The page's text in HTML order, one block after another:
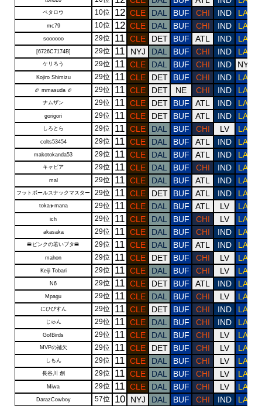
ペタロウ 10位 12 CLE DAL BUF CHI IND LAR
mc79 10位 12 CLE DAL BUF CHI IND LAR
soooooo 29位 11 CLE DET BUF ATL IND LAR
[6726C7174B] 29位 11 NYJ DAL BUF CHI IND LAR
ケリろう 29位 11 CLE DAL BUF CHI IND NYG
Kojiro Shimizu 29位 11 CLE DET BUF CHI IND LAR
🏈 mmasuda 🏈 29位 11 CLE DET NE CHI IND LAR
ナムザン 29位 11 CLE DET BUF ATL IND LAR
gorigori 29位 11 CLE DET BUF ATL IND LAR
しろとら 29位 11 CLE DAL BUF CHI LV LAR
colts53454 29位 11 CLE DAL BUF ATL IND LAR
makotokanda53 29位 11 CLE DAL BUF ATL IND LAR
キャビア 29位 11 CLE DAL BUF CHI IND LAR
mal 29位 11 CLE DAL BUF ATL IND LAR
フットボールスナックマスター 29位 11 CLE DET BUF ATL IND LAR
toka☀️mana 29位 11 CLE DAL BUF ATL LV LAR
ich 29位 11 CLE DAL BUF CHI LV LAR
akasaka 29位 11 CLE DAL BUF CHI IND LAR
🍔ピンクの若いブタ🍔 29位 11 CLE DAL BUF ATL IND LAR
mahon 29位 11 CLE DET BUF CHI LV LAR
Keiji Tobari 29位 11 CLE DAL BUF CHI LV LAR
N6 29位 11 CLE DET BUF ATL IND LAR
Mpagu 29位 11 CLE DAL BUF CHI LV LAR
にひびすん 29位 11 CLE DET BUF CHI IND LAR
じゅん 29位 11 CLE DAL BUF CHI IND LAR
Go!Birds 29位 11 CLE DAL BUF CHI LV LAR
MVPの補欠 29位 11 CLE DET BUF CHI LV LAR
しもん 29位 11 CLE DAL BUF CHI LV LAR
長谷川 創 29位 11 CLE DAL BUF CHI LV LAR
Miwa 29位 11 CLE DAL BUF CHI LV LAR
DarazCowboy 57位 10 NYJ DAL BUF CHI IND LAR